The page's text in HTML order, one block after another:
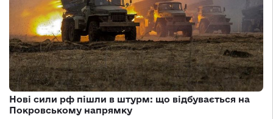
Нові сили рф пішли в штурм: що відбувається на
Покровському напрямку